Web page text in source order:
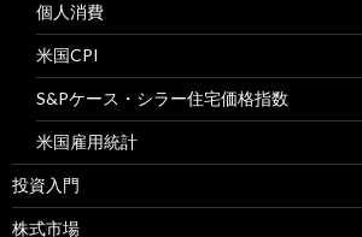
個人消費
米国CPI
S&Pケース・シラー住宅価格指数
米国雇用統計
投資入門
株式市場